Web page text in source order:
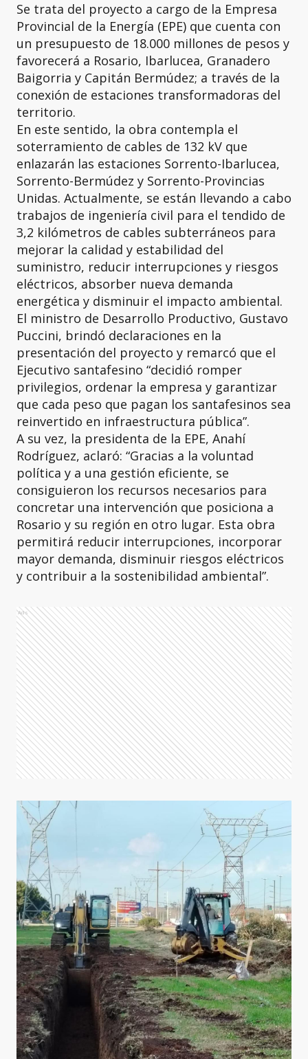
Se trata del proyecto a cargo de la Empresa
Provincial de la Energía (EPE) que cuenta con
un presupuesto de 18.000 millones de pesos y
favorecerá a Rosario, Ibarlucea, Granadero
Baigorria y Capitán Bermúdez; a través de la
conexión de estaciones transformadoras del
territorio.
En este sentido, la obra contempla el
soterramiento de cables de 132 kV que
enlazarán las estaciones Sorrento-Ibarlucea,
Sorrento-Bermúdez y Sorrento-Provincias
Unidas. Actualmente, se están llevando a cabo
trabajos de ingeniería civil para el tendido de
3,2 kilómetros de cables subterráneos para
mejorar la calidad y estabilidad del
suministro, reducir interrupciones y riesgos
eléctricos, absorber nueva demanda
energética y disminuir el impacto ambiental.
El ministro de Desarrollo Productivo, Gustavo
Puccini, brindó declaraciones en la
presentación del proyecto y remarcó que el
Ejecutivo santafesino “decidió romper
privilegios, ordenar la empresa y garantizar
que cada peso que pagan los santafesinos sea
reinvertido en infraestructura pública”.
A su vez, la presidenta de la EPE, Anahí
Rodríguez, aclaró: “Gracias a la voluntad
política y a una gestión eficiente, se
consiguieron los recursos necesarios para
concretar una intervención que posiciona a
Rosario y su región en otro lugar. Esta obra
permitirá reducir interrupciones, incorporar
mayor demanda, disminuir riesgos eléctricos
y contribuir a la sostenibilidad ambiental”.
Ads